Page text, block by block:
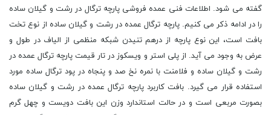
گفته می شود. اطلاعات فنی عمده فروشی پارچه ترگال در رشت و گیلان ساده
را در ادامه ذکر می کنیم. پارچه ترگال عمده در رشت و گیلان ساده از نوع تخت
بافت است، این نوع پارچه از درهم تنیدن شبکه منظمی از الیاف در طول و
عرض به وجود می آید. از پلی استر و ویسکوز در تار قیمت پارچه ترگال عمده در
رشت و گیلان ساده و فلامنت با نمره نخ صد و پنجاه در پود ترگال ساده مورد
استفاده قرار می گیرد. بافت کاربرد پارچه ترگال عمده در رشت و گیلان ساده
بصورت مربعی است و در حالت استاندارد وزن این بافت دویست و چهل گرم